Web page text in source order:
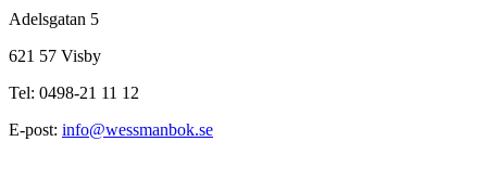
Adelsgatan 5
621 57 Visby
Tel: 0498-21 11 12
E-post: info@wessmanbok.se